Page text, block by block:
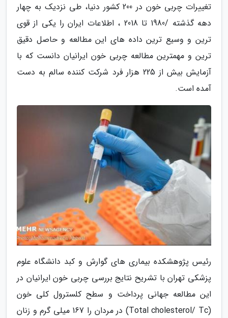
تغییرات چربی خون در 200 کشور دنیا، طی نزدیک به چهار
دهه گذشته /1980 تا 2018 ، اطلاعات ایران را یکی از قوی
ترین و وسیع ترین داده های این مطالعه و حاصل دقیق
ترین و مهمترین مطالعه چربی خون ایرانیان دانست که با
آزمایش بیش از 225 هزار فرد شرکت کننده سالم به دست
آمده است.
رئیس پژوهشکده بیماری های گوارش و کبد دانشگاه علوم
پزشکی تهران با تشریح نتایج بررسی چربی خون ایرانیان در
این مطالعه جهانی پرداخت و سطح کلسترول کلی خون
(Total cholesterol/ Tc) در مردان را 167 میلی گرم و زنان